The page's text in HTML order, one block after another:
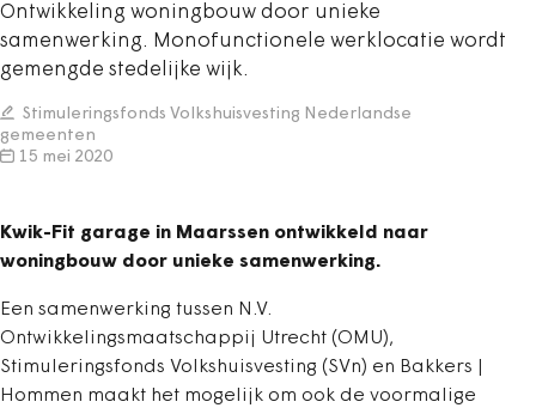
Ontwikkeling woningbouw door unieke
samenwerking. Monofunctionele werklocatie wordt
gemengde stedelijke wijk.
Stimuleringsfonds Volkshuisvesting Nederlandse
gemeenten
15 mei 2020
Kwik-Fit garage in Maarssen ontwikkeld naar
woningbouw door unieke samenwerking.
Een samenwerking tussen N.V.
Ontwikkelingsmaatschappij Utrecht (OMU),
Stimuleringsfonds Volkshuisvesting (SVn) en Bakkers |
Hommen maakt het mogelijk om ook de voormalige